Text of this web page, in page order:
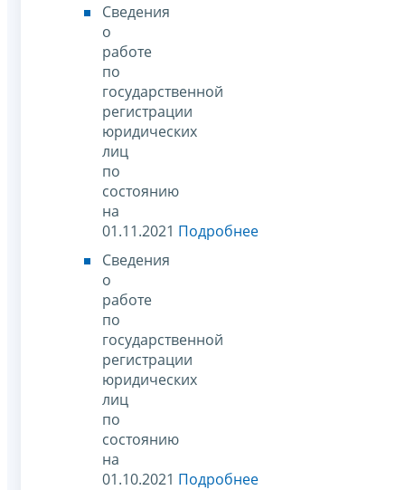
Сведения
о
работе
по
государственной
регистрации
юридических
лиц
по
состоянию
на
01.11.2021 Подробнее
Сведения
о
работе
по
государственной
регистрации
юридических
лиц
по
состоянию
на
01.10.2021 Подробнее